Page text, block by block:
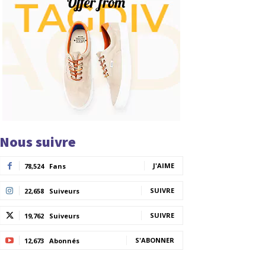
Nous suivre
78,524 Fans J'AIME
22,658 Suiveurs SUIVRE
19,762 Suiveurs SUIVRE
12,673 Abonnés S'ABONNER